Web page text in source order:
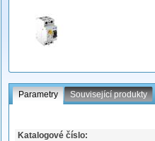
Parametry Související produkty
Katalogové číslo: